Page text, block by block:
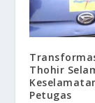
Thohir
Petugas